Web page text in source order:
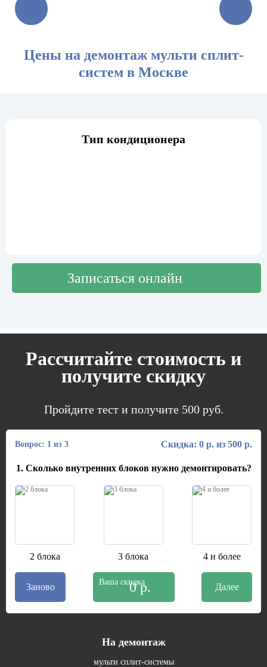
Цены на демонтаж мульти сплит-
систем в Москве
Тип кондиционера
Записаться онлайн
Рассчитайте стоимость и
получите скидку
Пройдите тест и получите 500 руб.
Ваша скидка
0 р.
Скидка: 0 р. из 500 р.
1. Сколько внутренних блоков нужно демонтировать?
2 блока 3 блока 4 и более
Вопрос: 1 из 3
Заново
На демонтаж
мульти сплит-системы